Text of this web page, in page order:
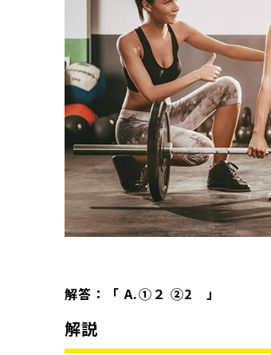
解答：「 A.①２ ②2 」
解説